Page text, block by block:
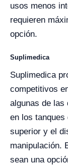
usos menos
requieren
opción.
Suplimedica
Suplimedica
competitivos
algunas de
en los
superior y el
manipulación.
sean una